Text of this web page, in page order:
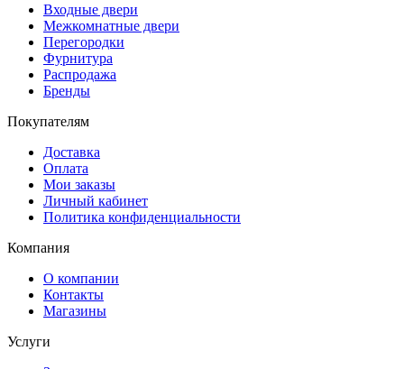
Входные двери
Межкомнатные двери
Перегородки
Фурнитура
Распродажа
Бренды
Покупателям
Доставка
Оплата
Мои заказы
Личный кабинет
Политика конфиденциальности
Компания
О компании
Контакты
Магазины
Услуги